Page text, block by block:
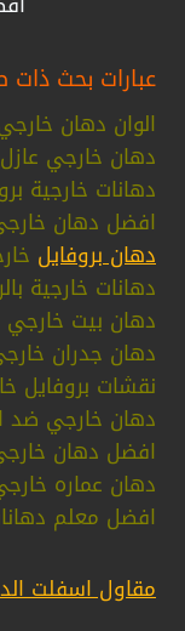
عبارات بحث ذات
الوان دهان
دهان خارجي عازل
دهانات خارجية
افضل دهان
دهان بروفايل
دهانات خارجية
دهان بيت
دهان جدران
نقشات بروفايل
دهان خارجي ضد
افضل دهان
دهان عماره
افضل معلم
مقاول اسفلت